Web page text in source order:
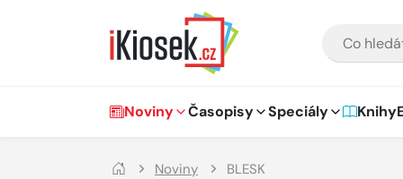
Hlavní navigace
Noviny Časopisy Speciály Knihy
Noviny BLESK